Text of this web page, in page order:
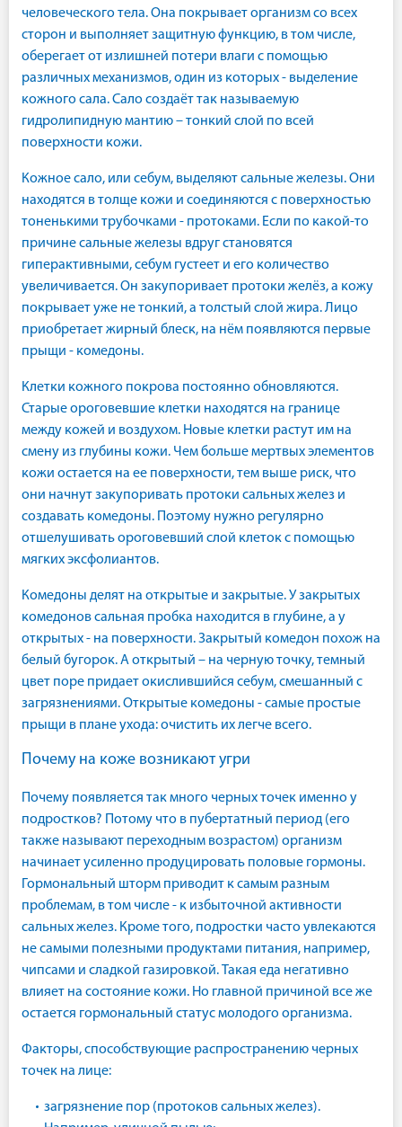
человеческого тела. Она покрывает организм со всех
сторон и выполняет защитную функцию, в том числе,
оберегает от излишней потери влаги с помощью
различных механизмов, один из которых - выделение
кожного сала. Сало создаёт так называемую
гидролипидную мантию – тонкий слой по всей
поверхности кожи.
Кожное сало, или себум, выделяют сальные железы. Они
находятся в толще кожи и соединяются с поверхностью
тоненькими трубочками - протоками. Если по какой-то
причине сальные железы вдруг становятся
гиперактивными, себум густеет и его количество
увеличивается. Он закупоривает протоки желёз, а кожу
покрывает уже не тонкий, а толстый слой жира. Лицо
приобретает жирный блеск, на нём появляются первые
прыщи - комедоны.
Клетки кожного покрова постоянно обновляются.
Старые ороговевшие клетки находятся на границе
между кожей и воздухом. Новые клетки растут им на
смену из глубины кожи. Чем больше мертвых элементов
кожи остается на ее поверхности, тем выше риск, что
они начнут закупоривать протоки сальных желез и
создавать комедоны. Поэтому нужно регулярно
отшелушивать ороговевший слой клеток с помощью
мягких эксфолиантов.
Комедоны делят на открытые и закрытые. У закрытых
комедонов сальная пробка находится в глубине, а у
открытых - на поверхности. Закрытый комедон похож на
белый бугорок. А открытый – на черную точку, темный
цвет поре придает окислившийся себум, смешанный с
загрязнениями. Открытые комедоны - самые простые
прыщи в плане ухода: очистить их легче всего.
Почему на коже возникают угри
Почему появляется так много черных точек именно у
подростков? Потому что в пубертатный период (его
также называют переходным возрастом) организм
начинает усиленно продуцировать половые гормоны.
Гормональный шторм приводит к самым разным
проблемам, в том числе - к избыточной активности
сальных желез. Кроме того, подростки часто увлекаются
не самыми полезными продуктами питания, например,
чипсами и сладкой газировкой. Такая еда негативно
влияет на состояние кожи. Но главной причиной все же
остается гормональный статус молодого организма.
Факторы, способствующие распространению черных
точек на лице:
загрязнение пор (протоков сальных желез).